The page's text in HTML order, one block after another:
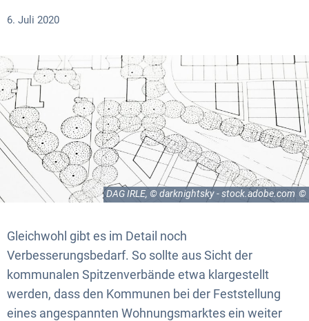
6. Juli 2020
DAG IRLE, © darknightsky - stock.adobe.com
Gleichwohl gibt es im Detail noch
Verbesserungsbedarf. So sollte aus Sicht der
kommunalen Spitzenverbände etwa klargestellt
werden, dass den Kommunen bei der Feststellung
eines angespannten Wohnungsmarktes ein weiter